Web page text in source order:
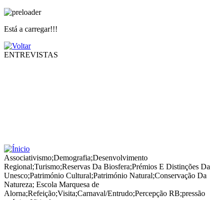
Está a carregar!!!
ENTREVISTAS
Associativismo;Demografia;Desenvolvimento
Regional;Turismo;Reservas Da Biosfera;Prémios E Distinções Da
Unesco;Património Cultural;Património Natural;Conservação Da
Natureza; Escola Marquesa de
Alorna;Refeição;Visita;Carnaval/Entrudo;Percepção RB;pressão